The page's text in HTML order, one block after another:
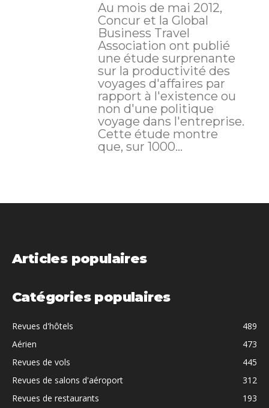
Au mois de mai 2012,
Concur et la Global
Business Travel
Association ont publié
une étude surprenante
sur la productivité des
voyages d'affaires par
rapport à l'existence ou
non d'une politique
voyage dans l'entreprise.
Cette étude montre
que, sur 1000...
Articles populaires
Catégories populaires
Revues d'hôtels
489
Aérien
473
Revues de vols
445
Revues de salons d'aéroport
312
Revues de restaurants
193